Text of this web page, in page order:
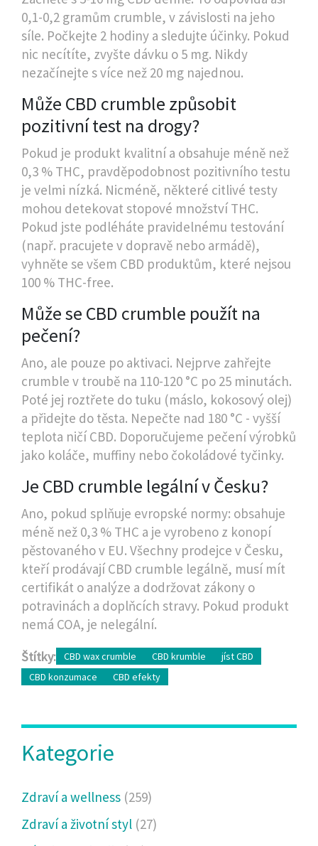
0,1-0,2 gramům crumble, v závislosti na jeho
síle. Počkejte 2 hodiny a sledujte účinky. Pokud
nic necítíte, zvyšte dávku o 5 mg. Nikdy
nezačínejte s více než 20 mg najednou.
Může CBD crumble způsobit
pozitivní test na drogy?
Pokud je produkt kvalitní a obsahuje méně než
0,3 % THC, pravděpodobnost pozitivního testu
je velmi nízká. Nicméně, některé citlivé testy
mohou detekovat stopové množství THC.
Pokud jste podléháte pravidelnému testování
(např. pracujete v dopravě nebo armádě),
vyhněte se všem CBD produktům, které nejsou
100 % THC-free.
Může se CBD crumble použít na
pečení?
Ano, ale pouze po aktivaci. Nejprve zahřejte
crumble v troubě na 110-120 °C po 25 minutách.
Poté jej roztřete do tuku (máslo, kokosový olej)
a přidejte do těsta. Nepečte nad 180 °C - vyšší
teplota ničí CBD. Doporučujeme pečení výrobků
jako koláče, muffiny nebo čokoládové tyčinky.
Je CBD crumble legální v Česku?
Ano, pokud splňuje evropské normy: obsahuje
méně než 0,3 % THC a je vyrobeno z konopí
pěstovaného v EU. Všechny prodejce v Česku,
kteří prodávají CBD crumble legálně, musí mít
certifikát o analýze a dodržovat zákony o
potravinách a doplňcích stravy. Pokud produkt
nemá COA, je nelegální.
Štítky: CBD wax crumble CBD krumble
jíst CBD
CBD konzumace
CBD efekty
Kategorie
Zdraví a wellness (259)
Zdraví a životní styl (27)